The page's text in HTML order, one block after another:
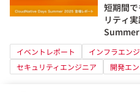
短期間
リティ
Summer
イベントレポート
インフラエン
セキュリティエンジニア
開発エ